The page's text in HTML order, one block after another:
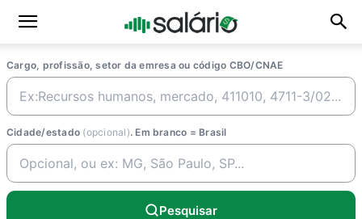
Cargo, profissão, setor da emresa ou código CBO/CNAE
Cidade/estado (opcional). Em branco = Brasil
Pesquisar